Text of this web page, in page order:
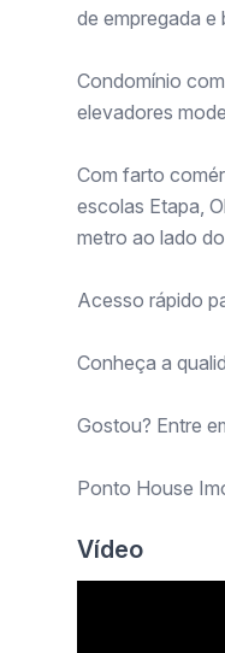
de empregada e
Condomínio
elevadores
Com farto
escolas Etapa,
metro ao lado
Acesso rápido
Conheça a
Gostou? Entre
Ponto House
Vídeo